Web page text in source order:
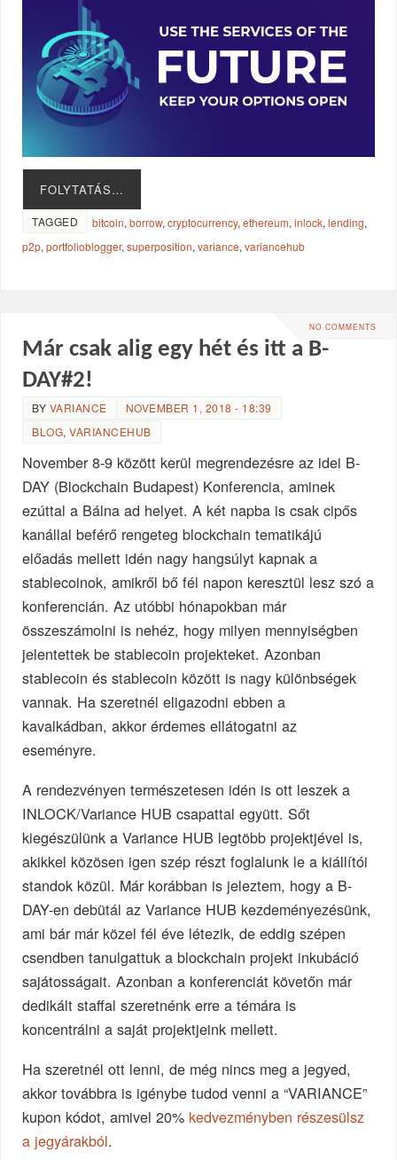
FOLYTATÁS…
TAGGED bitcoin,borrow,cryptocurrency,ethereum,inlock,lending,
p2p,portfolioblogger,superposition,variance,variancehub
NO COMMENTS
Már csak alig egy hét és itt a B-
DAY#2!
BY VARIANCE
NOVEMBER 1, 2018 - 18:39
BLOG,VARIANCEHUB
November 8-9 között kerül megrendezésre az idei B-
DAY (Blockchain Budapest) Konferencia, aminek
ezúttal a Bálna ad helyet. A két napba is csak cipős
kanállal beférő rengeteg blockchain tematikájú
előadás mellett idén nagy hangsúlyt kapnak a
stablecoinok, amikről bő fél napon keresztül lesz szó a
konferencián. Az utóbbi hónapokban már
összeszámolni is nehéz, hogy milyen mennyiségben
jelentettek be stablecoin projekteket. Azonban
stablecoin és stablecoin között is nagy különbségek
vannak. Ha szeretnél eligazodni ebben a
kavalkádban, akkor érdemes ellátogatni az
eseményre.
A rendezvényen természetesen idén is ott leszek a
INLOCK/Variance HUB csapattal együtt. Sőt
kiegészülünk a Variance HUB legtöbb projektjével is,
akikkel közösen igen szép részt foglalunk le a kiállítói
standok közül. Már korábban is jeleztem, hogy a B-
DAY-en debütál az Variance HUB kezdeményezésünk,
ami bár már közel fél éve létezik, de eddig szépen
csendben tanulgattuk a blockchain projekt inkubáció
sajátosságait. Azonban a konferenciát követőn már
dedikált staffal szeretnénk erre a témára is
koncentrálni a saját projektjeink mellett.
Ha szeretnél ott lenni, de még nincs meg a jegyed,
akkor továbbra is igénybe tudod venni a “VARIANCE”
kupon kódot, amivel 20% kedvezményben részesülsz
a jegyárakból.